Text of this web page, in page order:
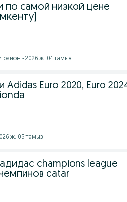
по самой низкой цене
- 2026 ж. 04 тамыз
Euro 2020, Euro
ж. 05 тамыз
champions league
qatar